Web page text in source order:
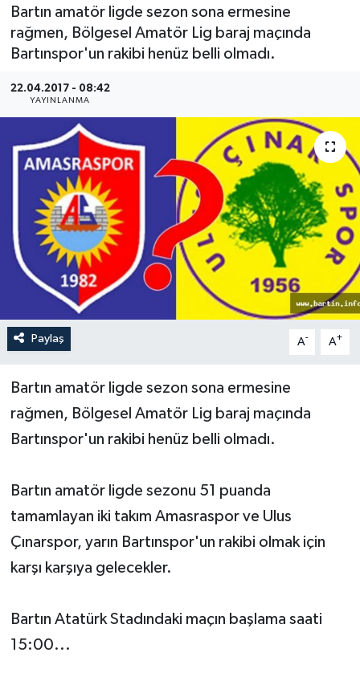
Bartın amatör ligde sezon sona ermesine
rağmen, Bölgesel Amatör Lig baraj maçında
Bartınspor'un rakibi henüz belli olmadı.
22.04.2017 - 08:42
YAYINLANMA
Paylaş A- A+
Bartın amatör ligde sezon sona ermesine
rağmen, Bölgesel Amatör Lig baraj maçında
Bartınspor'un rakibi henüz belli olmadı.
Bartın amatör ligde sezonu 51 puanda
tamamlayan iki takım Amasraspor ve Ulus
Çınarspor, yarın Bartınspor'un rakibi olmak için
karşı karşıya gelecekler.
Bartın Atatürk Stadındaki maçın başlama saati
15:00...
Medya
Sivil Toplum
Siyaset
Spor
Tarım
Turizm
Yerel Yönetimler
DÜNYA